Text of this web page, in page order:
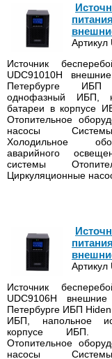
Артикул
Источник
UDC91010H
Петербурге ИБП
однофазный ИБП,
батареи в корпусе
Отопительное
насосы
Холодильное
аварийного
системы
Циркуляционные
Артикул
Источник
UDC9106H
Петербурге ИБП
ИБП, напольное
корпусе ИБП.
Отопительное
насосы